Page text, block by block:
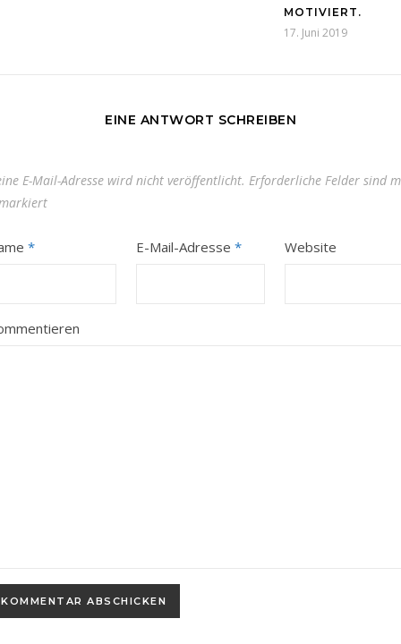
MOTIVIERT.
17. Juni 2019
EINE ANTWORT SCHREIBEN
E-Mail-Adresse wird nicht veröffentlicht. Erforderliche Felder sind
* E-Mail-Adresse * Website